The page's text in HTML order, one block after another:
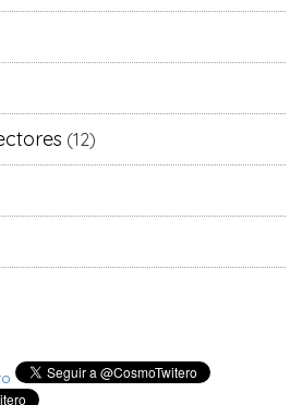
(12)